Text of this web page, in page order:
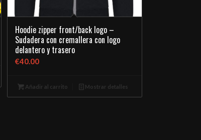
Hoodie zipper front/back logo –
Sudadera con cremallera con logo
delantero y trasero
€40.00
Añadir al carrito Mostrar detalles